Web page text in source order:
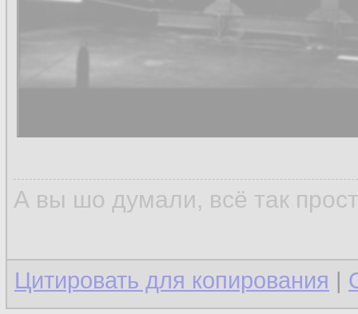
А вы шо думали, всё так
Цитировать для копирования |